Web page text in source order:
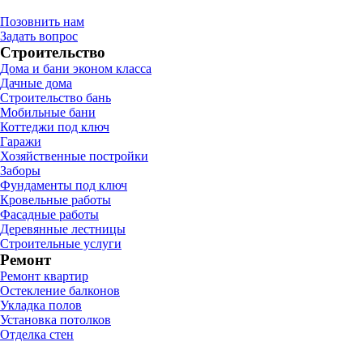
Позовнить нам
Задать вопрос
Строительство
Дома и бани эконом класса
Дачные дома
Строительство бань
Мобильные бани
Коттеджи под ключ
Гаражи
Хозяйственные постройки
Заборы
Фундаменты под ключ
Кровельные работы
Фасадные работы
Деревянные лестницы
Строительные услуги
Ремонт
Ремонт квартир
Остекление балконов
Укладка полов
Установка потолков
Отделка стен